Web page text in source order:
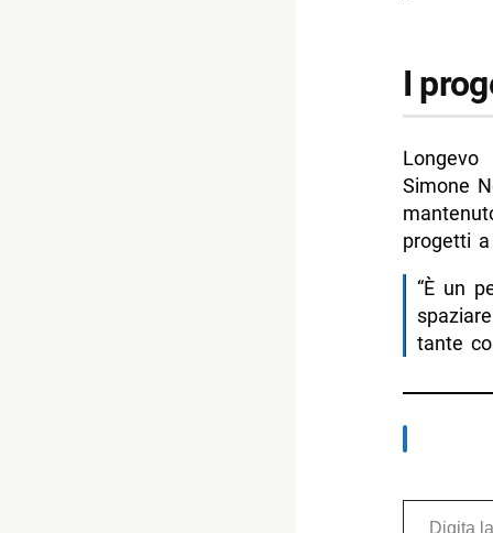
I
Simone
progetti
“È un
tante
Digita la tua e-mail...